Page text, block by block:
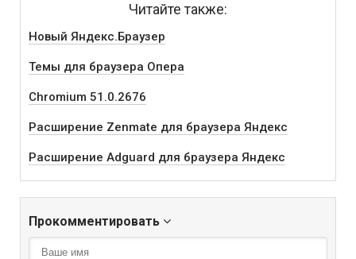
Читайте также:
Новый Яндекс.Браузер
Темы для браузера Опера
Chromium 51.0.2676
Расширение Zenmate для браузера Яндекс
Расширение Adguard для браузера Яндекс
Прокомментировать